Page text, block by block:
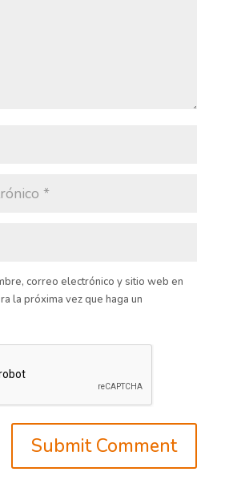
correo electrónico y sitio web en
la próxima vez que haga un